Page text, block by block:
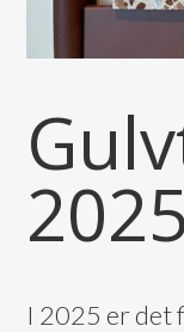
2025
I 2025 er det